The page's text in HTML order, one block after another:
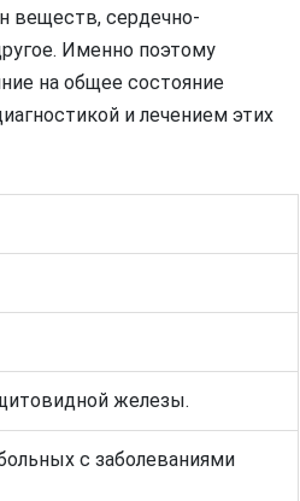
веществ, сердечно-
Именно поэтому
на общее состояние
и лечением этих
железы.
с заболеваниями